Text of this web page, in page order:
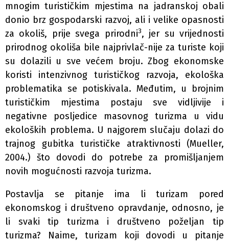
mnogim turističkim mjestima na jadranskoj obali
donio brz gospodarski razvoj, ali i velike opasnosti
za okoliš, prije svega prirodni3, jer su vrijednosti
prirodnog okoliša bile najprivlač-nije za turiste koji
su dolazili u sve većem broju. Zbog ekonomske
koristi intenzivnog turističkog razvoja, ekološka
problematika se potiskivala. Međutim, u brojnim
turističkim mjestima postaju sve vidljivije i
negativne posljedice masovnog turizma u vidu
ekoloških problema. U najgorem slučaju dolazi do
trajnog gubitka turističke atraktivnosti (Mueller,
2004.) što dovodi do potrebe za promišljanjem
novih mogućnosti razvoja turizma.
Postavlja se pitanje ima li turizam pored
ekonomskog i društveno opravdanje, odnosno, je
li svaki tip turizma i društveno poželjan tip
turizma? Naime, turizam koji dovodi u pitanje